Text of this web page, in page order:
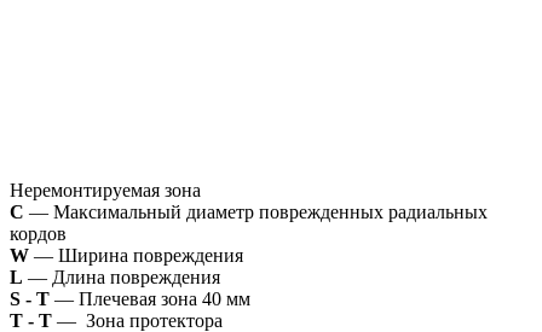
Неремонтируемая зона
С — Максимальный диаметр поврежденных радиальных
кордов
W — Ширина повреждения
L — Длина повреждения
S - T — Плечевая зона 40 мм
T - T — Зона протектора